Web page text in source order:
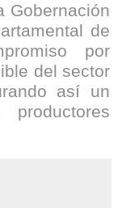
Gobernación
de
por
del sector
así un